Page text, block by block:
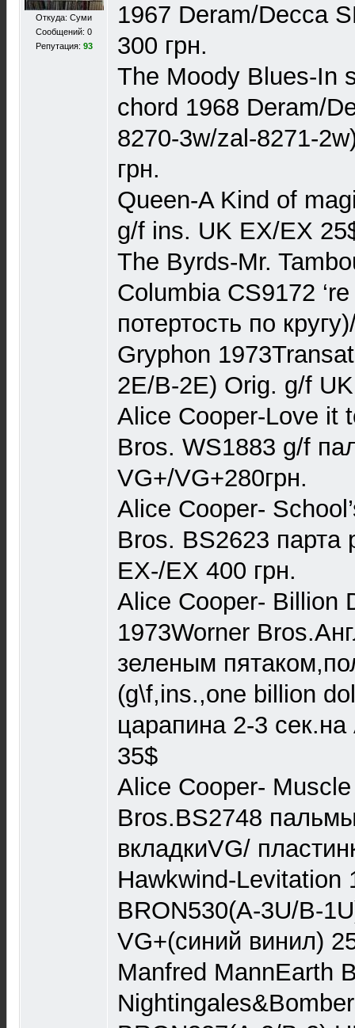
Откуда: Суми
Сообщений: 0
Репутация: 93
1967 Deram/Decca
300 грн.
The Moody Blues-In
chord 1968 Deram/
8270-3w/zal-8271-
грн.
Queen-A Kind of
g/f ins. UK EX/EX
The Byrds-Mr.
Columbia CS9172
потертость по
Gryphon
2E/B-2E) Orig. g/f
Alice Cooper-Love it
Bros. WS1883 g/f
VG+/VG+280грн.
Alice Cooper-
Bros. BS2623
EX-/EX 400 грн.
Alice Cooper- Billion
1973Worner
зеленым
(g\f,ins.,one billion
царапина 2-3
35$
Alice Cooper-
Bros.BS2748
вкладкиVG/
Hawkwind-Levitation
BRON530(A-3U/B-
VG+(синий винил)
Manfred MannEarth